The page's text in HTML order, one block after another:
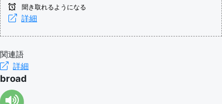
聞き取れるようになる
詳細
関連語
詳細
broad